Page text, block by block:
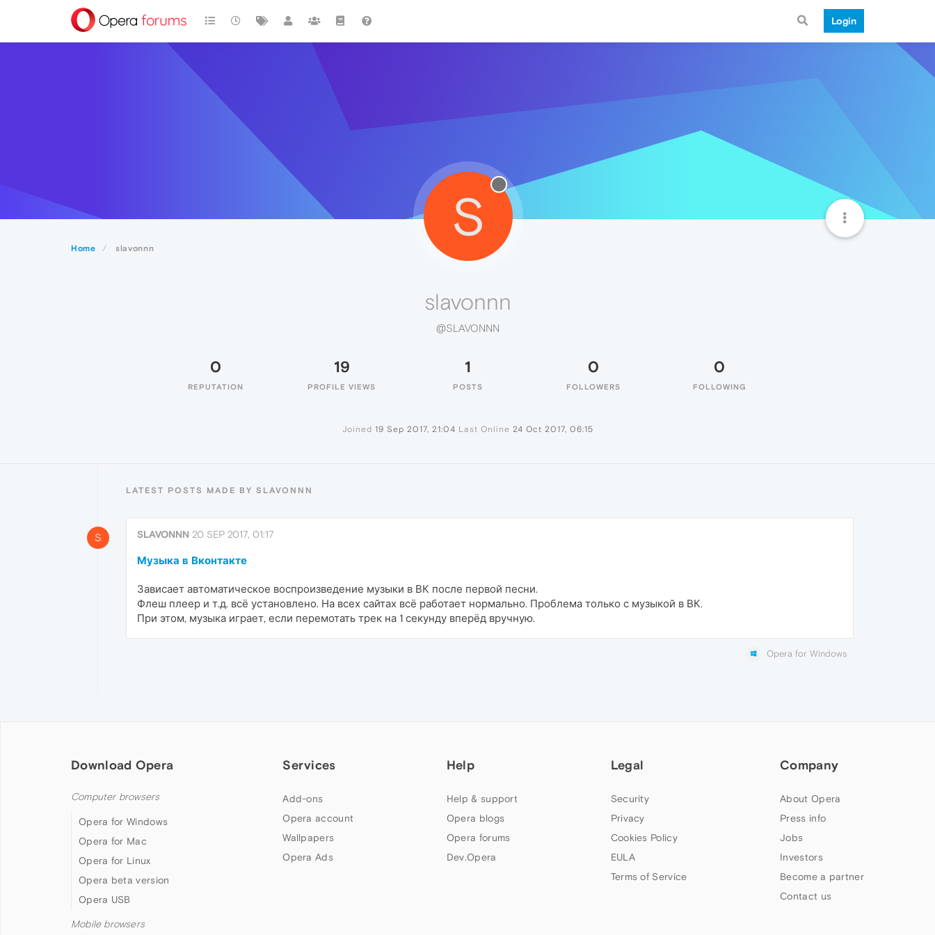
Login
Home slavonnn
S
slavonnn
@SLAVONNN
0
REPUTATION
19
PROFILE VIEWS
1
POSTS
0
FOLLOWERS
0
FOLLOWING
Joined 19 Sep 2017, 21:04 Last Online 24 Oct 2017, 06:15
LATEST POSTS MADE BY SLAVONNN
S SLAVONNN 20 SEP 2017, 01:17
Музыка в Вконтакте
Зависает автоматическое воспроизведение музыки в ВК после первой песни.
Флеш плеер и т.д. всё установлено. На всех сайтах всё работает нормально. Проблема только с музыкой в ВК.
При этом, музыка играет, если перемотать трек на 1 секунду вперёд вручную.
Opera for Windows
Download Opera
Computer browsers
Opera for Windows
Opera for Mac
Opera for Linux
Opera beta version
Opera USB
Mobile browsers
Services
Add-ons
Opera account
Wallpapers
Opera Ads
Help
Help & support
Opera blogs
Opera forums
Dev.Opera
Legal
Security
Privacy
Cookies Policy
EULA
Terms of Service
Company
About Opera
Press info
Jobs
Investors
Become a partner
Contact us